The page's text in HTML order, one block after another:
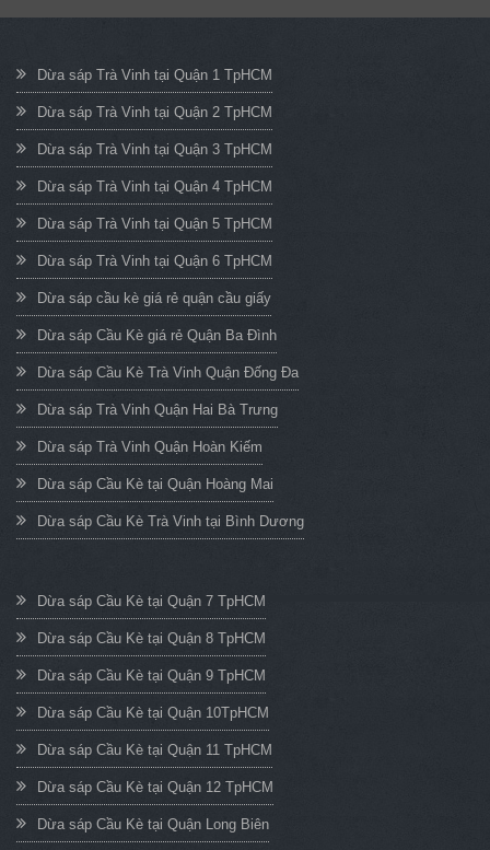
Dừa sáp Trà Vinh tại Quận 1 TpHCM
Dừa sáp Trà Vinh tại Quận 2 TpHCM
Dừa sáp Trà Vinh tại Quận 3 TpHCM
Dừa sáp Trà Vinh tại Quận 4 TpHCM
Dừa sáp Trà Vinh tại Quận 5 TpHCM
Dừa sáp Trà Vinh tại Quận 6 TpHCM
Dừa sáp cầu kè giá rẻ quận cầu giấy
Dừa sáp Cầu Kè giá rẻ Quận Ba Đình
Dừa sáp Cầu Kè Trà Vinh Quận Đống Đa
Dừa sáp Trà Vinh Quận Hai Bà Trưng
Dừa sáp Trà Vinh Quận Hoàn Kiếm
Dừa sáp Cầu Kè tại Quận Hoàng Mai
Dừa sáp Cầu Kè Trà Vinh tại Bình Dương
Dừa sáp Cầu Kè tại Quận 7 TpHCM
Dừa sáp Cầu Kè tại Quận 8 TpHCM
Dừa sáp Cầu Kè tại Quận 9 TpHCM
Dừa sáp Cầu Kè tại Quận 10TpHCM
Dừa sáp Cầu Kè tại Quận 11 TpHCM
Dừa sáp Cầu Kè tại Quận 12 TpHCM
Dừa sáp Cầu Kè tại Quận Long Biên